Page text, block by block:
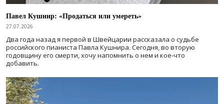
Павел Кушнир: «Продаться или умереть»
27.07.2026
Два года назад я первой в Швейцарии рассказала о судьбе
российского пианиста Павла Кушнира. Сегодня, во вторую
годовщину его смерти, хочу напомнить о нем и кое-что
добавить.